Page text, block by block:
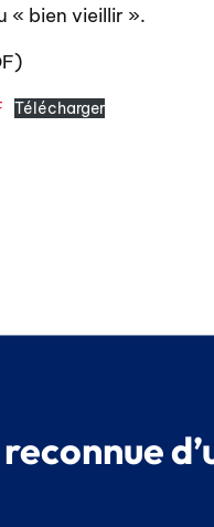
« bien vieillir ».
Télécharger